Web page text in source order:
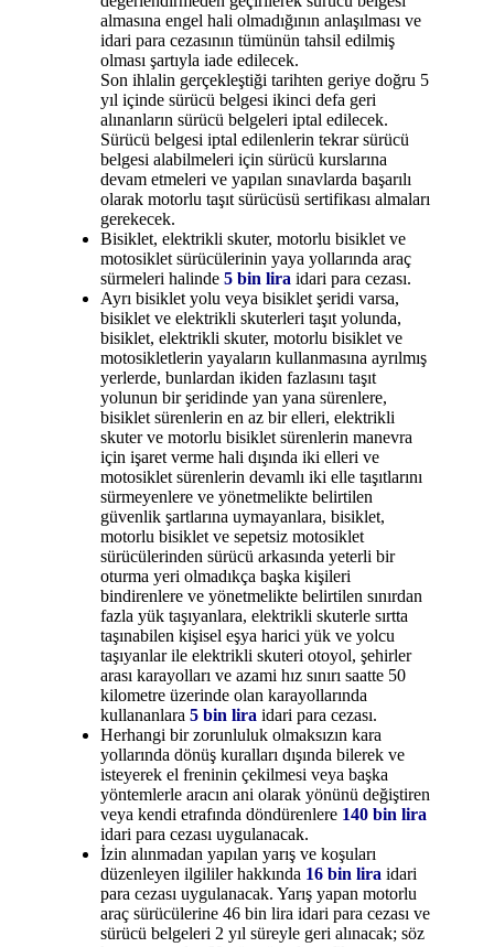
almasına engel hali olmadığının anlaşılması ve
idari para cezasının tümünün tahsil edilmiş
olması şartıyla iade edilecek.
Son ihlalin gerçekleştiği tarihten geriye doğru 5
yıl içinde sürücü belgesi ikinci defa geri
alınanların sürücü belgeleri iptal edilecek.
Sürücü belgesi iptal edilenlerin tekrar sürücü
belgesi alabilmeleri için sürücü kurslarına
devam etmeleri ve yapılan sınavlarda başarılı
olarak motorlu taşıt sürücüsü sertifikası almaları
gerekecek.
Bisiklet, elektrikli skuter, motorlu bisiklet ve
motosiklet sürücülerinin yaya yollarında araç
sürmeleri halinde5 bin lira idari para cezası.
Ayrı bisiklet yolu veya bisiklet şeridi varsa,
bisiklet ve elektrikli skuterleri taşıt yolunda,
bisiklet, elektrikli skuter, motorlu bisiklet ve
motosikletlerin yayaların kullanmasına ayrılmış
yerlerde, bunlardan ikiden fazlasını taşıt
yolunun bir şeridinde yan yana sürenlere,
bisiklet sürenlerin en az bir elleri, elektrikli
skuter ve motorlu bisiklet sürenlerin manevra
için işaret verme hali dışında iki elleri ve
motosiklet sürenlerin devamlı iki elle taşıtlarını
sürmeyenlere ve yönetmelikte belirtilen
güvenlik şartlarına uymayanlara, bisiklet,
motorlu bisiklet ve sepetsiz motosiklet
sürücülerinden sürücü arkasında yeterli bir
oturma yeri olmadıkça başka kişileri
bindirenlere ve yönetmelikte belirtilen sınırdan
fazla yük taşıyanlara, elektrikli skuterle sırtta
taşınabilen kişisel eşya harici yük ve yolcu
taşıyanlar ile elektrikli skuteri otoyol, şehirler
arası karayolları ve azami hız sınırı saatte 50
kilometre üzerinde olan karayollarında
kullananlara5 bin lira idari para cezası.
Herhangi bir zorunluluk olmaksızın kara
yollarında dönüş kuralları dışında bilerek ve
isteyerek el freninin çekilmesi veya başka
yöntemlerle aracın ani olarak yönünü değiştiren
veya kendi etrafında döndürenlere 140 bin lira
idari para cezası uygulanacak.
İzin alınmadan yapılan yarış ve koşuları
düzenleyen ilgililer hakkında 16 bin lira idari
para cezası uygulanacak. Yarış yapan motorlu
araç sürücülerine 46 bin lira idari para cezası ve
sürücü belgeleri 2 yıl süreyle geri alınacak; söz